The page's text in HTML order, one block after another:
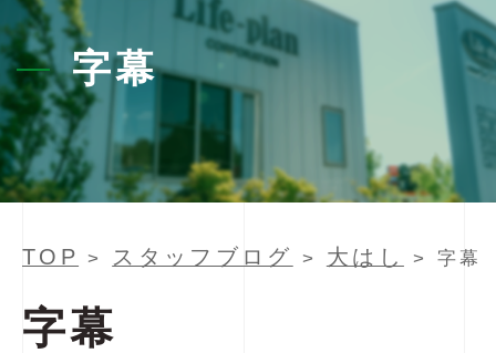
字幕
TOP > スタッフブログ > 大はし > 字幕
字幕